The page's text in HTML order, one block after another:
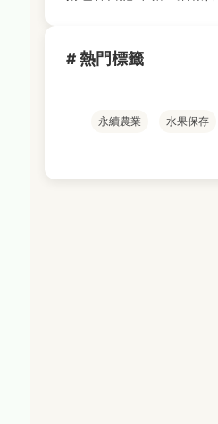
# 熱門標籤
永續農業 水果保存